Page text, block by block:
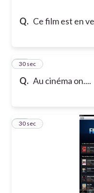
Q. Ce film est en
Q. Au cinéma on....
14
30 sec
15
30 sec